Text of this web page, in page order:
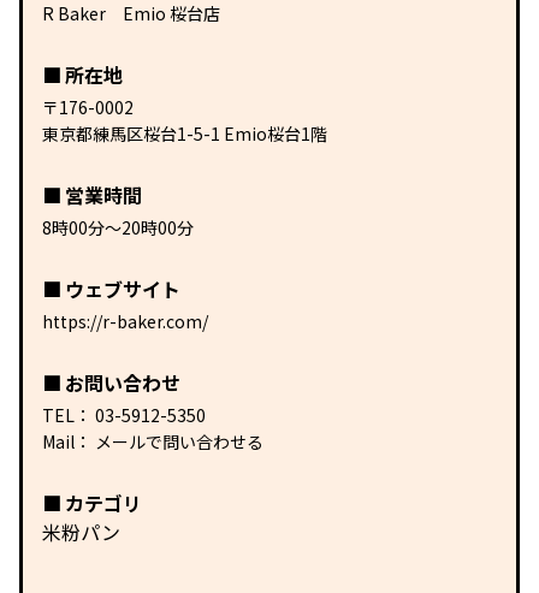
R Baker Emio 桜台店
所在地
〒176-0002
東京都練馬区桜台1-5-1 Emio桜台1階
営業時間
8時00分〜20時00分
ウェブサイト
https://r-baker.com/
お問い合わせ
TEL： 03-5912-5350
Mail： メールで問い合わせる
カテゴリ
米粉パン